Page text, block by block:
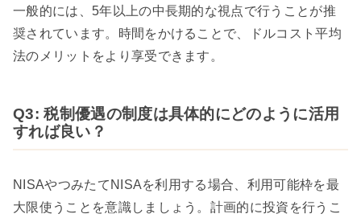
一般的には、5年以上の中長期的な視点で行うことが推
奨されています。時間をかけることで、ドルコスト平均
法のメリットをより享受できます。
Q3: 税制優遇の制度は具体的にどのように活用
すれば良い？
NISAやつみたてNISAを利用する場合、利用可能枠を最
大限使うことを意識しましょう。計画的に投資を行うこ